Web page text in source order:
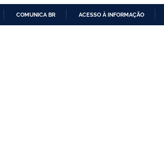
COMUNICA BR ACESSO À INFORMAÇÃO